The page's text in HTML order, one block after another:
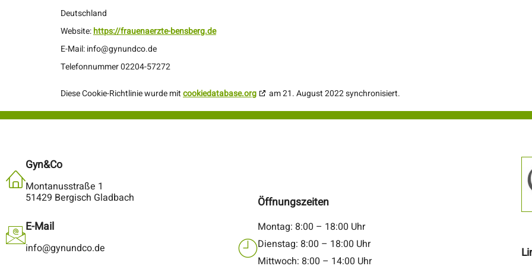
Deutschland
Website:https://frauenaerzte-bensberg.de
E-Mail:info@gynundco.de
Telefonnummer 02204-57272
Diese Cookie-Richtlinie wurde mitcookiedatabase.org am 21. August 2022 synchronisiert.
Gyn&Co
Montanusstraße 1
51429 Bergisch Gladbach
E-Mail
info@gynundco.de
Öffnungszeiten
Montag: 8:00 – 18:00 Uhr
Dienstag: 8:00 – 18:00 Uhr
Mittwoch: 8:00 – 14:00 Uhr